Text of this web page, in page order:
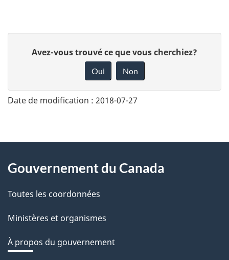
n
v
o
t
r
r
é
t
Avez-vous trouvé ce que vous cherchiez?
Oui Non
Date de modification : 2018-07-27
About
this
site
Gouvernement du Canada
Toutes les coordonnées
Ministères et organismes
À propos du gouvernement